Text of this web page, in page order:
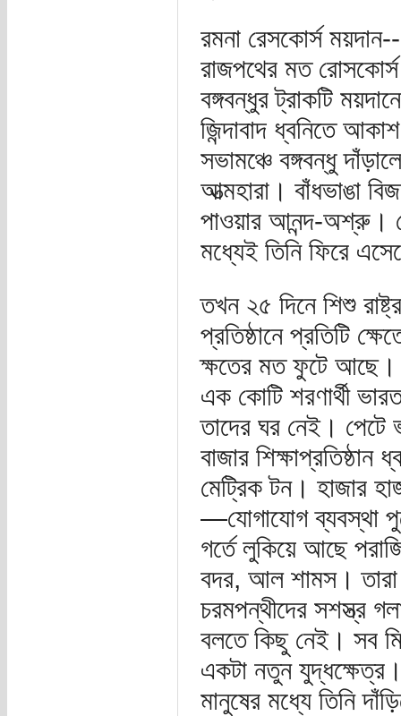
রমনা রেসকোর্স
রাজপথের মত
বঙ্গবন্ধুর ট্রাকটি
জিন্দাবাদ ধ্বনিতে
সভামঞ্চে বঙ্গবন্ধু
আত্মহারা। বাঁধভাঙা
পাওয়ার আনন্দ-অশ্রু।
মধ্যেই তিনি ফিরে
তখন ২৫ দিনে শিশু
প্রতিষ্ঠানে প্রতিটি
ক্ষতের মত ফুটে আছে।
এক কোটি শরণার্থী
তাদের ঘর নেই। পেটে
বাজার
মেট্রিক টন। হাজার
—যোগাযোগ ব্যবস্থা
গর্তে লুকিয়ে আছে
বদর, আল শামস। তারা
চরমপন্থীদের সশস্ত্র
বলতে কিছু নেই। সব
একটা নতুন যুদ্ধক্ষেত্র।
মানুষের মধ্যে তিনি